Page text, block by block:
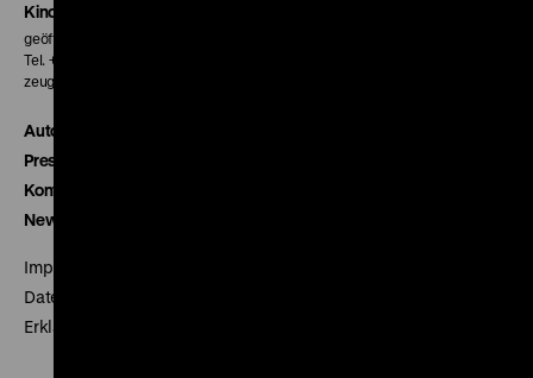
Kinokasse
geöffnet 30 Minuten vor Beginn der ersten Vorstellung
Tel. + 49 30 20304-770
zeughauskino@dhm.de
Autor*innen
Presse
Kontakt
Newsletter
Impressum
Datenschutz
Erklärung digitale Barrierefreiheit